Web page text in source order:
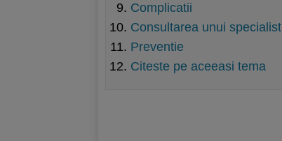
Complicatii
Consultarea unui specialist
Preventie
Citeste pe aceeasi tema